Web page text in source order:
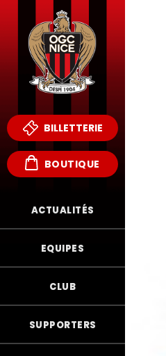
BILLETTERIE
BOUTIQUE
ACTUALITÉS
EQUIPES
CLUB
SUPPORTERS